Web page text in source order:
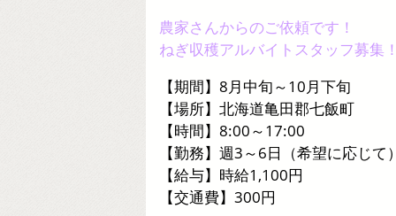
農家さんからのご依頼です！
ねぎ収穫アルバイトスタッフ募集
【期間】8月中旬～10月下旬
【場所】北海道亀田郡七飯町
【時間】8:00～17:00
【勤務】週3～6日（希望に応じて
【給与】時給1,100円
【交通費】300円